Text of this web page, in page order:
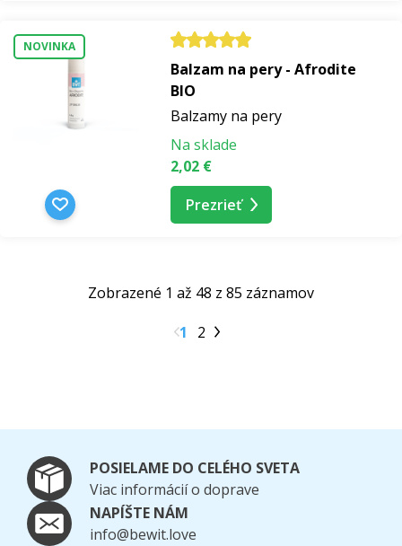
NOVINKA
Balzam na pery - Afrodite
BIO
Balzamy na pery
Na sklade
2,02 €
Prezrieť
Zobrazené 1 až 48 z 85 záznamov
1
2
POSIELAME DO CELÉHO SVETA
Viac informácií o doprave
NAPÍŠTE NÁM
info@bewit.love